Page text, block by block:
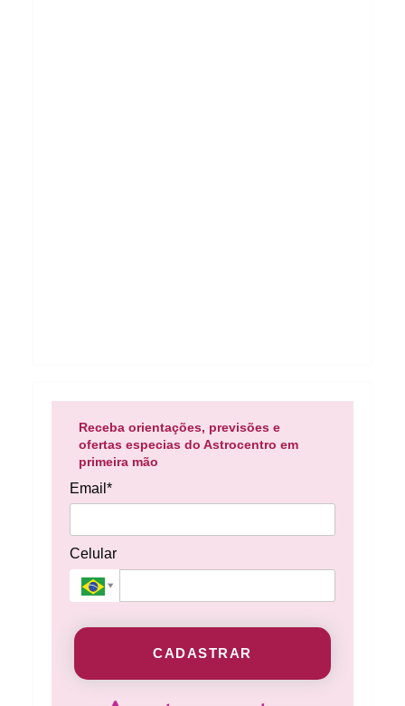
Receba orientações, previsões e
ofertas especias do Astrocentro em
primeira mão
Email*
Celular
CADASTRAR